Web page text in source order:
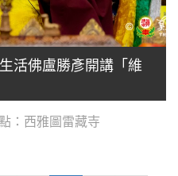
活佛盧勝彥開講「維
：西雅圖雷藏寺